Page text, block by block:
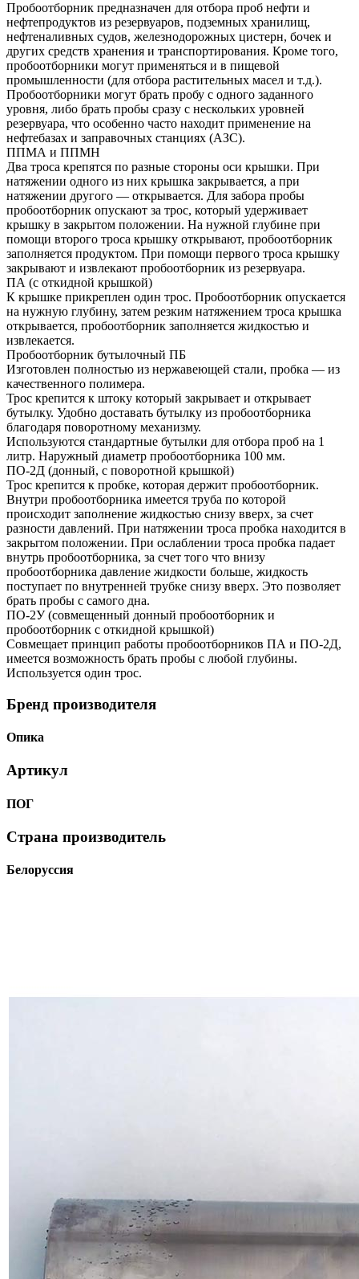
Пробоотборник предназначен для отбора проб нефти и
нефтепродуктов из резервуаров, подземных хранилищ,
нефтеналивных судов, железнодорожных цистерн, бочек и
других средств хранения и транспортирования. Кроме того,
пробоотборники могут применяться и в пищевой
промышленности (для отбора растительных масел и т.д.).
Пробоотборники могут брать пробу с одного заданного
уровня, либо брать пробы сразу с нескольких уровней
резервуара, что особенно часто находит применение на
нефтебазах и заправочных станциях (АЗС).
ППМА и ППМН
Два троса крепятся по разные стороны оси крышки. При
натяжении одного из них крышка закрывается, а при
натяжении другого — открывается. Для забора пробы
пробоотборник опускают за трос, который удерживает
крышку в закрытом положении. На нужной глубине при
помощи второго троса крышку открывают, пробоотборник
заполняется продуктом. При помощи первого троса крышку
закрывают и извлекают пробоотборник из резервуара.
ПА (с откидной крышкой)
К крышке прикреплен один трос. Пробоотборник опускается
на нужную глубину, затем резким натяжением троса крышка
открывается, пробоотборник заполняется жидкостью и
извлекается.
Пробоотборник бутылочный ПБ
Изготовлен полностью из нержавеющей стали, пробка — из
качественного полимера.
Трос крепится к штоку который закрывает и открывает
бутылку. Удобно доставать бутылку из пробоотборника
благодаря поворотному механизму.
Используются стандартные бутылки для отбора проб на 1
литр. Наружный диаметр пробоотборника 100 мм.
ПО-2Д (донный, с поворотной крышкой)
Трос крепится к пробке, которая держит пробоотборник.
Внутри пробоотборника имеется труба по которой
происходит заполнение жидкостью снизу вверх, за счет
разности давлений. При натяжении троса пробка находится в
закрытом положении. При ослаблении троса пробка падает
внутрь пробоотборника, за счет того что внизу
пробоотборника давление жидкости больше, жидкость
поступает по внутренней трубке снизу вверх. Это позволяет
брать пробы с самого дна.
ПО-2У (совмещенный донный пробоотборник и
пробоотборник с откидной крышкой)
Совмещает принцип работы пробоотборников ПА и ПО-2Д,
имеется возможность брать пробы с любой глубины.
Используется один трос.
Бренд производителя
Опика
Артикул
ПОГ
Страна производитель
Белоруссия